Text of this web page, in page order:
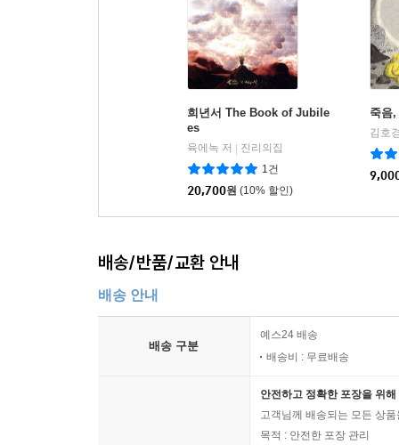
희년서 The Book of Jubile
es
육에녹 저
진리의집
1건
20,700원 (10% 할인)
죽음
김호
배송/반품/교환 안내
배송 안내
배송 구분
예스24 배송
배송비 : 무료배송
안전하고 정확한 포장을 위
고객님께 배송되는 모든 상
목적 : 안전한 포장 관리